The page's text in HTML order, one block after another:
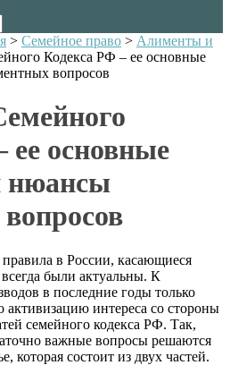
> Семейное право > Алименты и
Кодекса РФ – ее основные
вопросов
ее основные
нюансы
в России, касающиеся
всегда были актуальны. К
в последние годы только
активизацию интереса со стороны
семейного кодекса РФ. Так,
важные вопросы решаются
которая состоит из двух частей.